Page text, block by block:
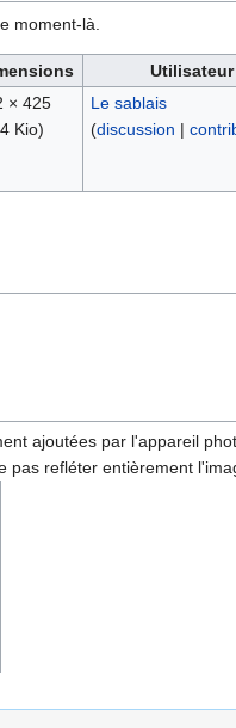
moment-là.
Utilisateur
× 425
Kio)
Le sablais
(discussion |
ajoutées par l'appareil
pas refléter entièrement